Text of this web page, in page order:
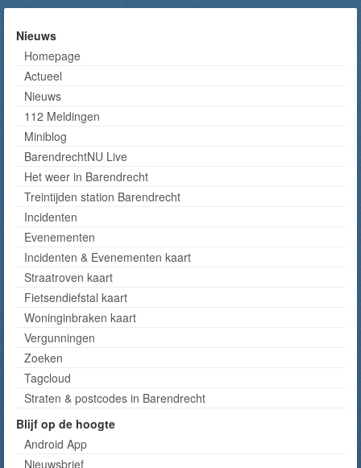
Nieuws
Homepage
Actueel
Nieuws
112 Meldingen
Miniblog
BarendrechtNU Live
Het weer in Barendrecht
Treintijden station Barendrecht
Incidenten
Evenementen
Incidenten & Evenementen kaart
Straatroven kaart
Fietsendiefstal kaart
Woninginbraken kaart
Vergunningen
Zoeken
Tagcloud
Straten & postcodes in Barendrecht
Blijf op de hoogte
Android App
Nieuwsbrief